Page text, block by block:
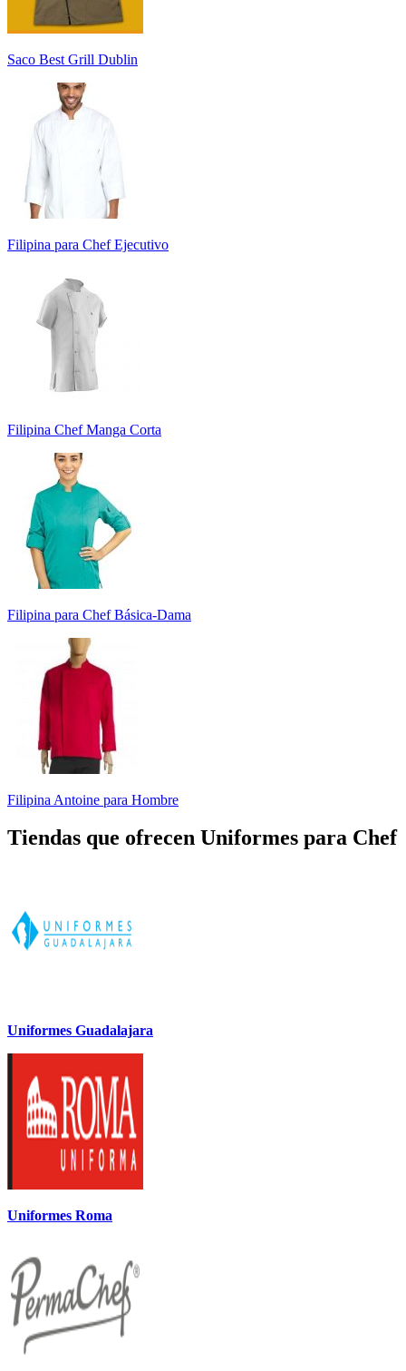
Saco Best Grill Dublin
Filipina para Chef Ejecutivo
Filipina Chef Manga Corta
Filipina para Chef Básica-Dama
Filipina Antoine para Hombre
Tiendas que ofrecen Uniformes para Chef
Uniformes Guadalajara
Uniformes Roma